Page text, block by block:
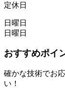
定休日
日曜日
日曜日
おすすめポイ
確かな技術でお
い！